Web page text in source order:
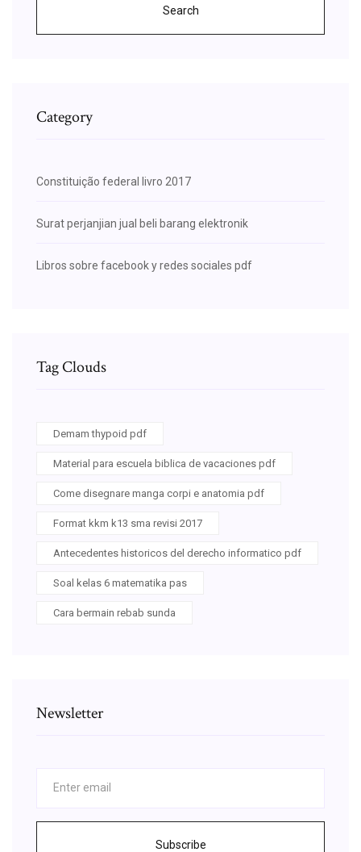
Search
Category
Constituição federal livro 2017
Surat perjanjian jual beli barang elektronik
Libros sobre facebook y redes sociales pdf
Tag Clouds
Demam thypoid pdf
Material para escuela biblica de vacaciones pdf
Come disegnare manga corpi e anatomia pdf
Format kkm k13 sma revisi 2017
Antecedentes historicos del derecho informatico pdf
Soal kelas 6 matematika pas
Cara bermain rebab sunda
Newsletter
Subscribe